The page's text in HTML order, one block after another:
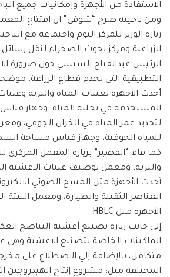
الاستفادة من الأجهزة وإمكانيات جميع
ومن ناحيته صرح “شوقي” ان افتتاح
زيارة الوزير للمركز اليوم واجتماعه مع
الزراعية ومركز بحوث الصحراء لنقل
الرئيس عبدالفتاح السيسي حول ضرورة
التطبيقية التي تخدم قطاع الزراعة،
أحدث الأجهزة لعينات المياه والتربة
المستخدمة في تحلية المياه، وجهاز قياس
لتحديد عمر المياه في الخزان الجوفي،
للمياه الجوفية، وجهاز قياس مساحة
كما قام “القصير” بزيارة المعمل المركزي
والتربة، ومعمل توصيف عينات الاغشية
أحدث الأجهزة مثل المسح الضوئي
العناصر الثقيلة والطيارة، ومعمل البيئة
الأجهزة مثل HBLC .
إلى جانب زيارة تصنيع أغشية التناضح
الماكينات الخاصة بتصنيع الاغشية وهى
متكامل، بالإضافة إلي الاضطلاع على
المختلفة مثل: مشروع إنتاج الهيدروجين